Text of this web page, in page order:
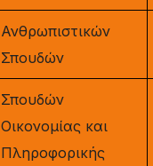
Ανθρωπιστικών
Σπουδών
Σπουδών
Οικονομίας και
Πληροφορικής